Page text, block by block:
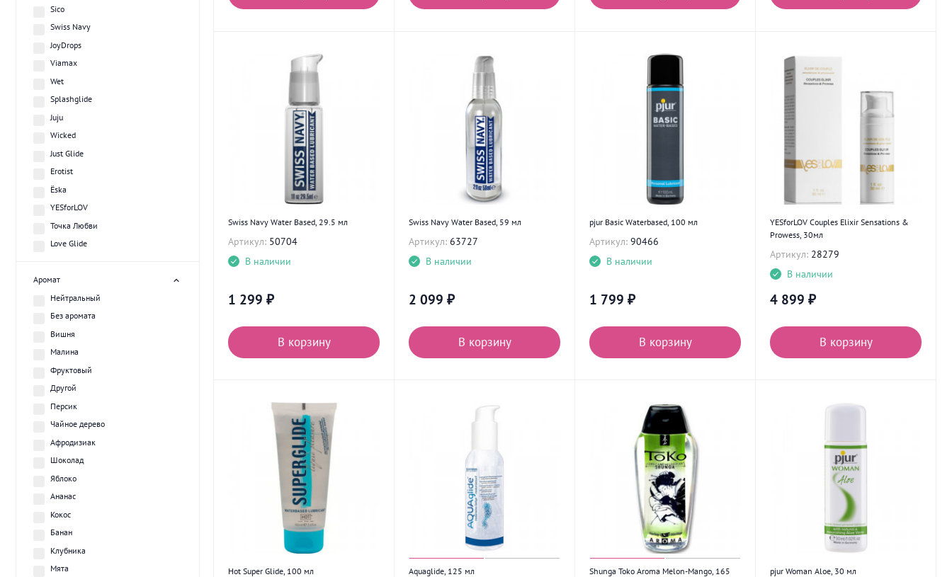
Sico
Swiss Navy
JoyDrops
Viamax
Wet
Splashglide
Juju
Wicked
Just Glide
Erotist
Ёska
YESforLOV
Точка Любви
Love Glide
Аромат
Нейтральный
Без аромата
Вишня
Малина
Фруктовый
Другой
Персик
Чайное дерево
Афродизиак
Шоколад
Яблоко
Ананас
Кокос
Банан
Клубника
Мята
Swiss Navy Water Based, 29.5 мл
Артикул: 50704
В наличии
1 299 ₽
В корзину
Swiss Navy Water Based, 59 мл
Артикул: 63727
В наличии
2 099 ₽
В корзину
pjur Basic Waterbased, 100 мл
Артикул: 90466
В наличии
1 799 ₽
В корзину
YESforLOV Couples Elixir Sensations &
Prowess, 30мл
Артикул: 28279
В наличии
4 899 ₽
В корзину
Hot Super Glide, 100 мл Aquaglide, 125 мл
Shunga Toko Aroma Melon-Mango, 165
pjur Woman Aloe, 30 мл